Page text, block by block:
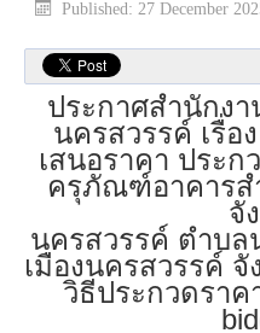
Published: 27 December
ประกาศสำนักง
นครสวรรค์ เรื่อ
เสนอราคา ประ
ครุภัณฑ์อาคารส
จั
นครสวรรค์ ตำบล
เมืองนครสวรรค์
วิธีประกวดราค